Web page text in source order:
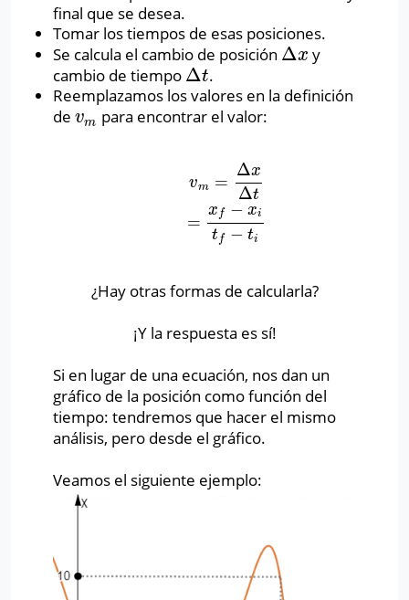
final que se desea.
Tomar los tiempos de esas posiciones.
Se calcula el cambio de posición Δx
Δx
y
cambio de tiempo Δt
Δt .
Reemplazamos los valores en la definición
de vm
vm para encontrar el valor:
vm =
Δx
Δt
=
x f − xi
tf − ti
=Δx Δt= xf−xit
¿Hay otras formas de calcularla?
¡Y la respuesta es sí!
Si en lugar de una ecuación, nos dan un
gráfico de la posición como función del
tiempo: tendremos que hacer el mismo
análisis, pero desde el gráfico.
Veamos el siguiente ejemplo: